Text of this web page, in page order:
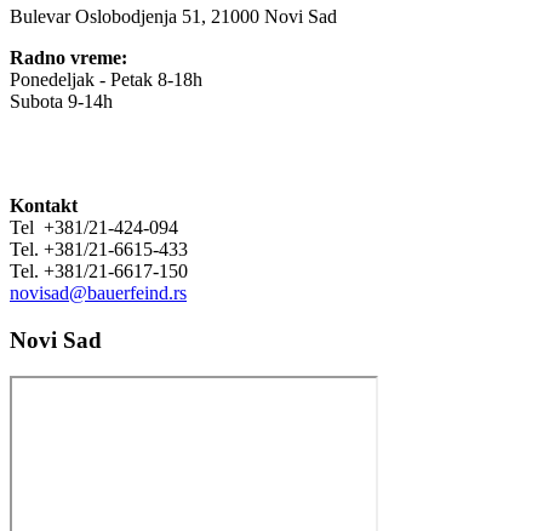
Bulevar Oslobodjenja 51, 21000 Novi Sad
Radno vreme:
Ponedeljak - Petak 8-18h
Subota 9-14h
Kontakt
Tel +381/21-424-094
Tel. +381/21-6615-433
Tel. +381/21-6617-150
novisad@bauerfeind.rs
Novi Sad